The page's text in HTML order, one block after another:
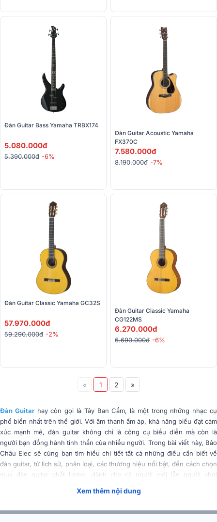
Đàn Guitar Bass Yamaha TRBX174
5.080.000đ
5.390.000đ -6%
Đàn Guitar Acoustic Yamaha
FX370C
7.580.000đ
8.190.000đ -7%
Đàn Guitar Classic Yamaha GC32S
57.970.000đ
59.290.000đ -2%
Đàn Guitar Classic Yamaha
CG122MS
6.270.000đ
6.690.000đ -6%
« 1 2 »
Đàn Guitarhay còn gọi là Tây Ban Cầm, là một trong những nhạc cụ
phổ biến nhất trên thế giới. Với âm thanh ấm áp, khả năng biểu đạt cảm
xúc mạnh mẽ, đàn guitar không chỉ là công cụ biểu diễn mà còn là
người bạn đồng hành tinh thần của nhiều người. Trong bài viết này, Bảo
Châu Elec sẽ cùng bạn tìm hiểu chi tiết tất cả những điều cần biết về
đàn guitar, từ lịch sử, phân loại, các thương hiệu nổi bật, đến cách chọn
mua đàn guitar chất lượng, dành cho cả người mới lẫn người chơi
Tóm Tắt Nội Dung(Mở rộng)
Xem thêm nội dung